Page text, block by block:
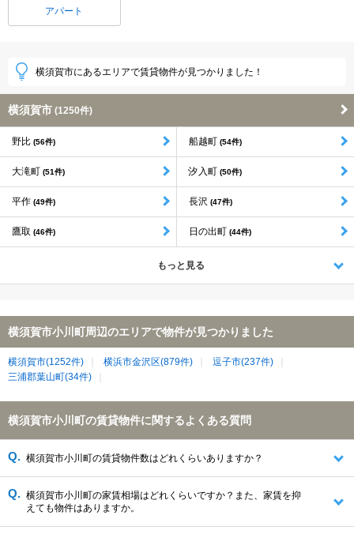
アパート
横須賀市にあるエリアで賃貸物件が見つかりました！
横須賀市 (1250件)
野比 (56件) 船越町 (54件)
大滝町 (51件) 汐入町 (50件)
平作 (49件) 長沢 (47件)
鷹取 (46件) 日の出町 (44件)
もっと見る
横須賀市小川町周辺のエリアで物件が見つかりました
横須賀市(1252件) 横浜市金沢区(879件)
逗子市(237件)
三浦郡葉山町(34件)
横須賀市小川町の賃貸物件に関するよくある質問
横須賀市小川町の賃貸物件数はどれくらいありますか？
横須賀市小川町の家賃相場はどれくらいですか？また、家賃を抑
えても物件はありますか。